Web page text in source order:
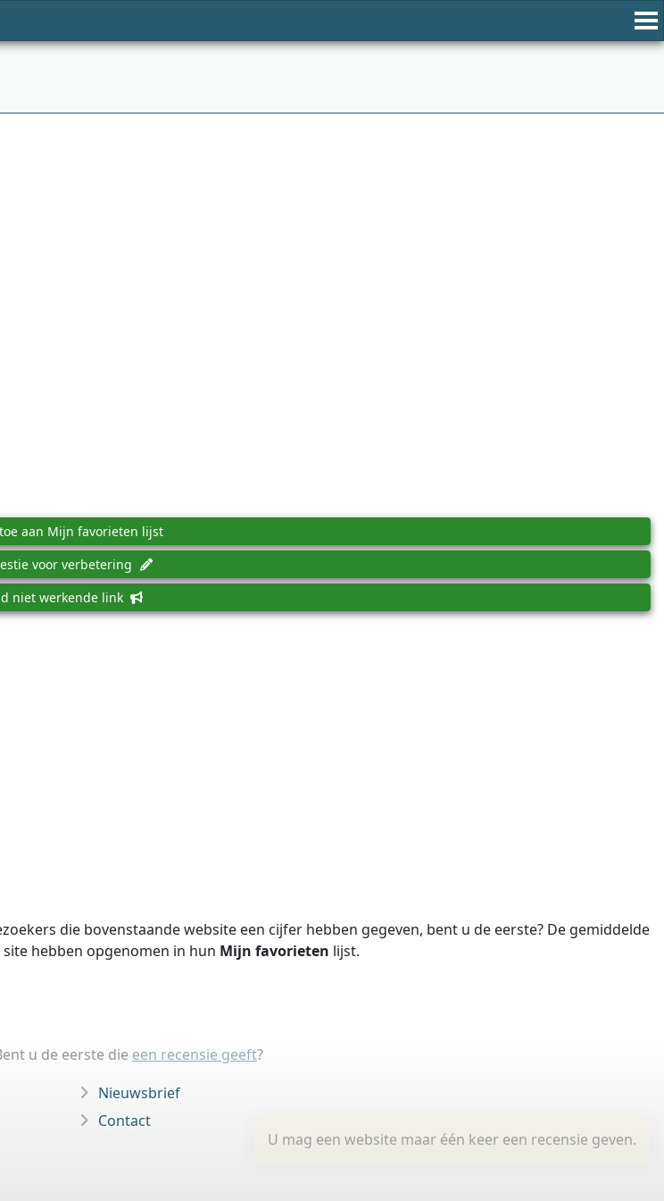
aan Mijn favorieten lijst
voor verbetering
niet werkende link
die bovenstaande website een cijfer hebben gegeven, bent u de eerste? De gemiddelde
hebben opgenomen in hun Mijn favorieten lijst.
u de eerste die een recensie geeft?
U mag een website maar één keer een recensie geven.
Nieuwsbrief
Contact